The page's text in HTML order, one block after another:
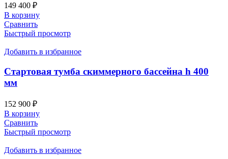
149 400 ₽
В корзину
Сравнить
Быстрый просмотр
Добавить в избранное
Стартовая тумба скиммерного бассейна h 400
мм
152 900 ₽
В корзину
Сравнить
Быстрый просмотр
Добавить в избранное